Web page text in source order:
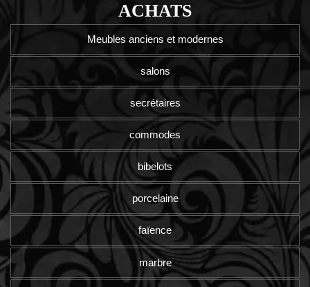
ACHATS
Meubles anciens et modernes
salons
secrétaires
commodes
bibelots
porcelaine
faïence
marbre